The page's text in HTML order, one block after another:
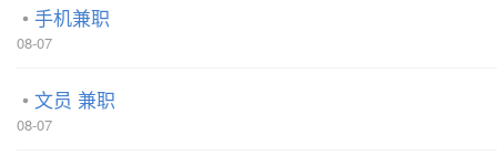
手机兼职
08-07
文员 兼职
08-07